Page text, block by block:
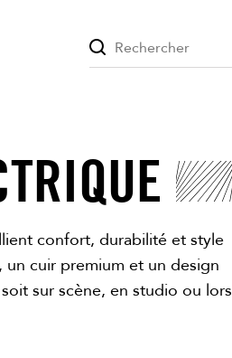
confort, durabilité et style
cuir premium et un design
sur scène, en studio ou lors